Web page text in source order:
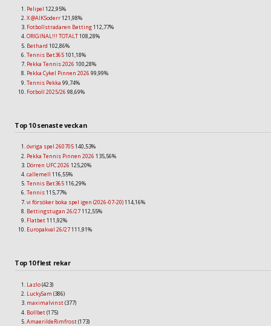
Pelipel 122,95%
X @AIKSoderr121,98%
Fotbollstradaren Betting112,77%
ORIGINAL!!! TOTALT108,28%
Bethard 102,86%
Tennis Bet365101,18%
Pekka Tennis 2026 100,28%
Pekka Cykel Pinnen 2026 99,99%
Tennis Pekka 99,74%
Fotboll 2025/26 98,69%
Top 10 senaste veckan
övriga spel 260705140,53%
Pekka Tennis Pinnen 2026 135,56%
Dörren UFC 2026 125,20%
callemell 116,55%
Tennis Bet365116,29%
Tennis115,77%
vi försöker boka spel igen (2026-07-20)114,16%
Bettingstugan 26/27112,55%
Flatbet111,92%
Europakval 26/27111,91%
Top 10 flest rekar
Lazlo(423)
LuckySam (386)
maximalvinst(377)
Bollbet(175)
AmaerildeRimfrost(173)